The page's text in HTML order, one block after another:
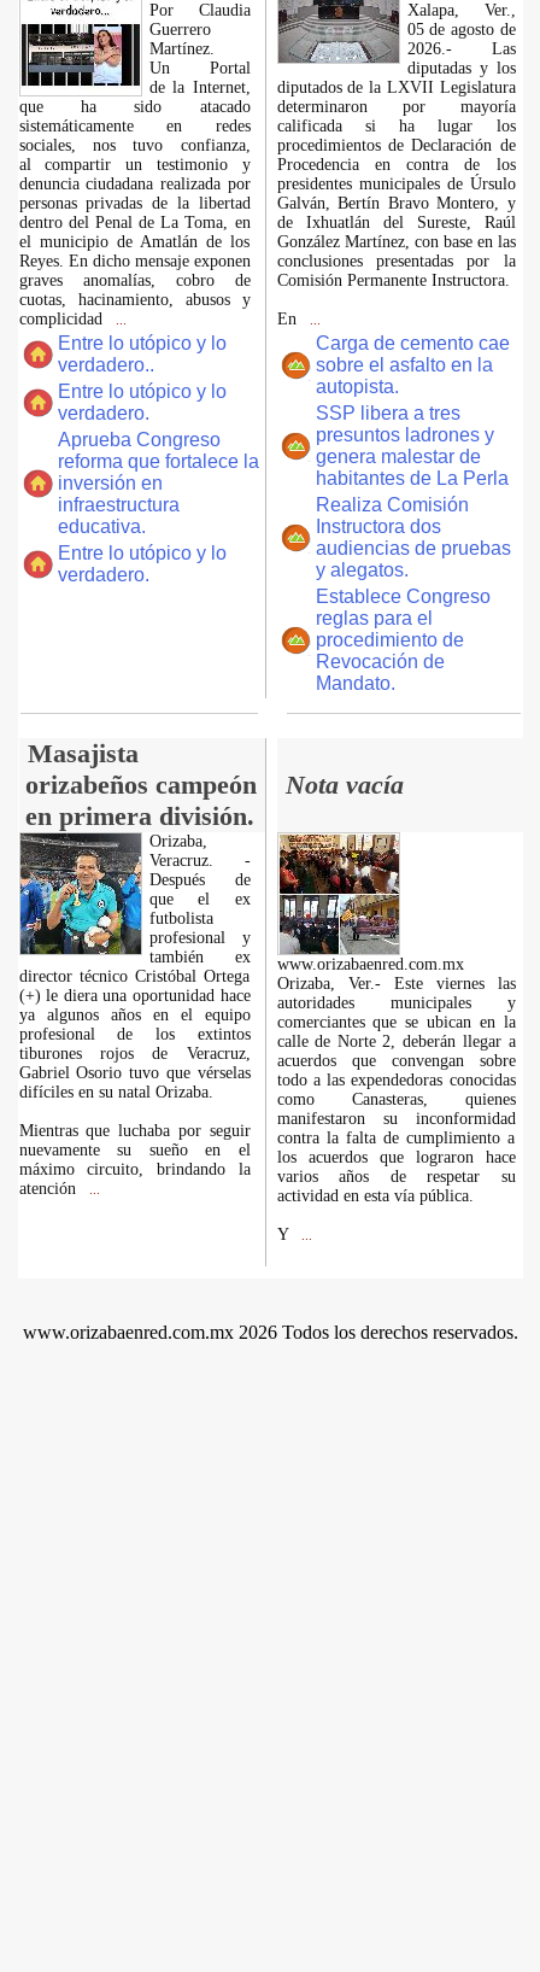
Por Claudia
Guerrero
Martínez.
​Un Portal
de la Internet,
que ha sido atacado
sistemáticamente en redes
sociales, nos tuvo confianza,
al compartir un testimonio y
denuncia ciudadana realizada por
personas privadas de la libertad
dentro del Penal de La Toma, en
el municipio de Amatlán de los
Reyes. En dicho mensaje exponen
graves anomalías, cobro de
cuotas, hacinamiento, abusos y
complicidad
Entre lo utópico y lo
verdadero..
Entre lo utópico y lo
verdadero.
Aprueba Congreso
reforma que fortalece la
inversión en
infraestructura
educativa.
Entre lo utópico y lo
verdadero.
Xalapa, Ver.,
05 de agosto de
2026.- Las
diputadas y los
diputados de la LXVII Legislatura
determinaron por mayoría
calificada si ha lugar los
procedimientos de Declaración de
Procedencia en contra de los
presidentes municipales de Úrsulo
Galván, Bertín Bravo Montero, y
de Ixhuatlán del Sureste, Raúl
González Martínez, con base en las
conclusiones presentadas por la
Comisión Permanente Instructora.
En
Carga de cemento cae
sobre el asfalto en la
autopista.
SSP libera a tres
presuntos ladrones y
genera malestar de
habitantes de La Perla
Realiza Comisión
Instructora dos
audiencias de pruebas
y alegatos.
Establece Congreso
reglas para el
procedimiento de
Revocación de
Mandato.
Masajista
orizabeños campeón
en primera división.
Nota vacía
Orizaba,
Veracruz. -
Después de
que el ex
futbolista
profesional y
también ex
director técnico Cristóbal Ortega
(+) le diera una oportunidad hace
ya algunos años en el equipo
profesional de los extintos
tiburones rojos de Veracruz,
Gabriel Osorio tuvo que vérselas
difíciles en su natal Orizaba.
Mientras que luchaba por seguir
nuevamente su sueño en el
máximo circuito, brindando la
atención
www.orizabaenred.com.mx
Orizaba, Ver.- Este viernes las
autoridades municipales y
comerciantes que se ubican en la
calle de Norte 2, deberán llegar a
acuerdos que convengan sobre
todo a las expendedoras conocidas
como Canasteras, quienes
manifestaron su inconformidad
contra la falta de cumplimiento a
los acuerdos que lograron hace
varios años de respetar su
actividad en esta vía pública.
Y
www.orizabaenred.com.mx 2026 Todos los derechos reservados.